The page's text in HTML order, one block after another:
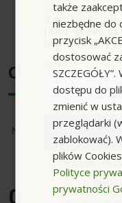
Opinie
Nikt jeszcze nie
0.0 /5
także
niezbędne do
przycisk
dostosować
dostępu do
zmienić w
przeglądarki
zablokować).
plików
Polityce
prywatności
się z innymi
Zapisując
jako
zgodaWyrażam
danych
na
mail informacji